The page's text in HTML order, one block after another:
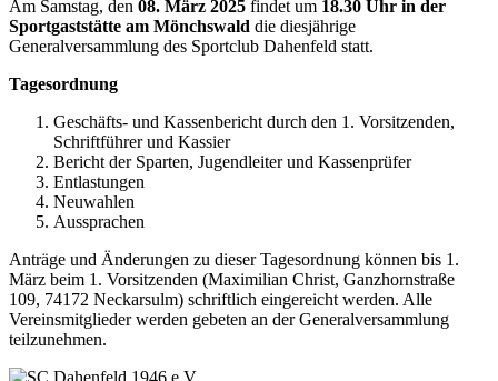
Am Samstag, den 08. März 2025 findet um 18.30 Uhr in der
Sportgaststätte am Mönchswald die diesjährige
Generalversammlung des Sportclub Dahenfeld statt.
Tagesordnung
Geschäfts- und Kassenbericht durch den 1. Vorsitzenden,
Schriftführer und Kassier
Bericht der Sparten, Jugendleiter und Kassenprüfer
Entlastungen
Neuwahlen
Aussprachen
Anträge und Änderungen zu dieser Tagesordnung können bis 1.
März beim 1. Vorsitzenden (Maximilian Christ, Ganzhornstraße
109, 74172 Neckarsulm) schriftlich eingereicht werden. Alle
Vereinsmitglieder werden gebeten an der Generalversammlung
teilzunehmen.